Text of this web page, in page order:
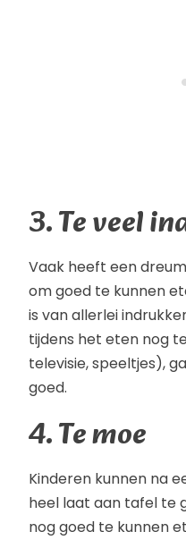
3. Te veel
Vaak heeft een
om goed te kunnen
is van allerlei
tijdens het eten nog
televisie, speeltjes),
goed.
4. Te moe
Kinderen kunnen na
heel laat aan tafel te
nog goed te kunnen